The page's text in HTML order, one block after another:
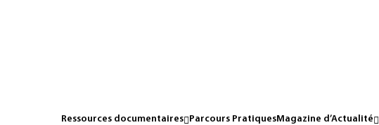
Ressources documentaires Parcours PratiquesMagazine d’Actualité